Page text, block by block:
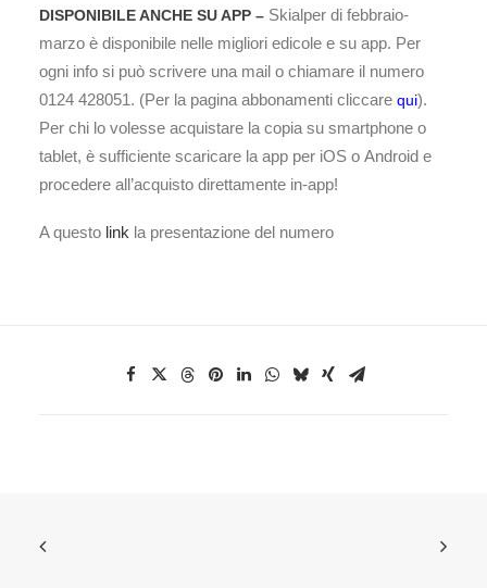
DISPONIBILE ANCHE SU APP – Skialper di febbraio-
marzo è disponibile nelle migliori edicole e su app. Per
ogni info si può scrivere una mail o chiamare il numero
0124 428051. (Per la pagina abbonamenti cliccare qui).
Per chi lo volesse acquistare la copia su smartphone o
tablet, è sufficiente scaricare la app per iOS o Android e
procedere all’acquisto direttamente in-app!
A questo link la presentazione del numero